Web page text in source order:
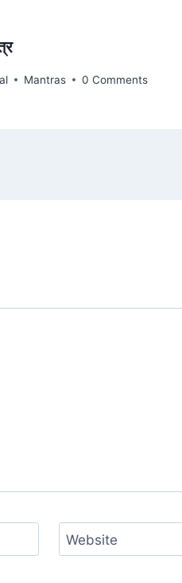
Mantras 0 Comments
Website